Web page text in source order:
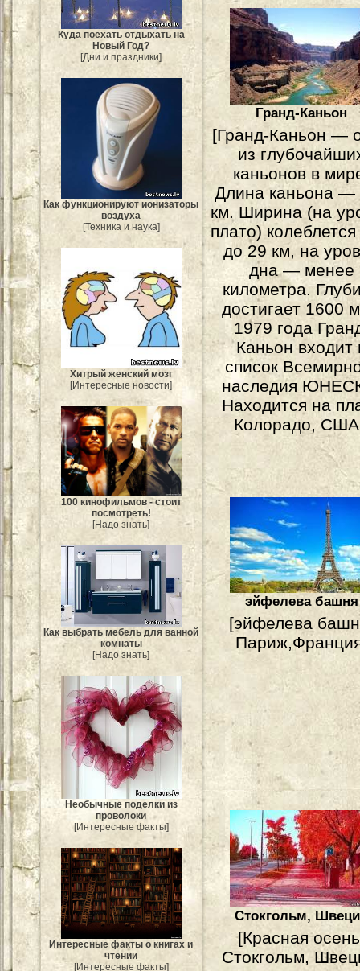
Куда поехать отдыхать на
Новый Год?
[Дни и праздники]
Как функционируют ионизаторы
воздуха
[Техника и наука]
Хитрый женский мозг
[Интересные новости]
100 кинофильмов - стоит
посмотреть!
[Надо знать]
Как выбрать мебель для ванной
комнаты
[Надо знать]
Необычные поделки из
проволоки
[Интересные факты]
Интересные факты о книгах и
чтении
[Интересные факты]
Гранд-Каньон
[Гранд-Каньон —
из
каньонов в
Длина каньона —
км. Ширина (на
плато)
до 29 км, на
дна — менее
километра.
достигает 1600
1979 года
Каньон входит
список
наследия
Находится на
Колорадо,
эйфелева башня
[эйфелева
Стокгольм,
[Красная
Стокгольм,